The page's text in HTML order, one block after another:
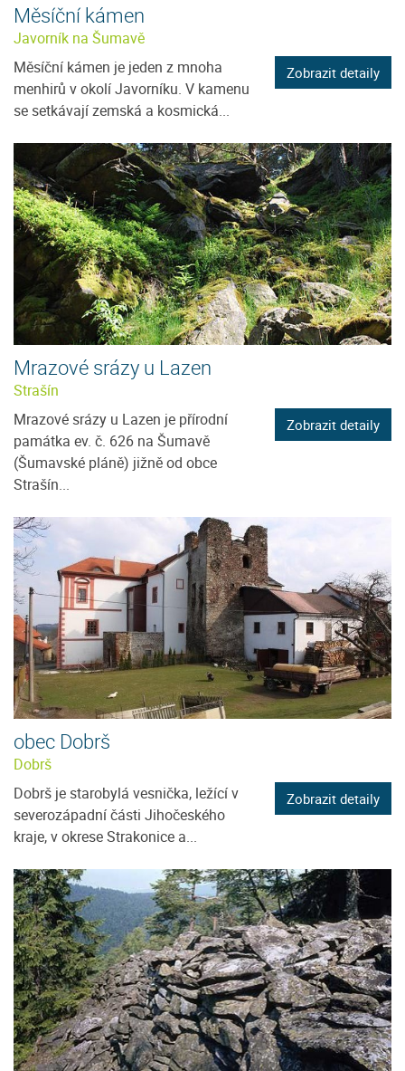
Měsíční kámen
Javorník na Šumavě
Měsíční kámen je jeden z mnoha
menhirů v okolí Javorníku. V kamenu
se setkávají zemská a kosmická...
Zobrazit detaily
Mrazové srázy u Lazen
Strašín
Mrazové srázy u Lazen je přírodní
památka ev. č. 626 na Šumavě
(Šumavské pláně) jižně od obce
Strašín...
Zobrazit detaily
obec Dobrš
Dobrš
Dobrš je starobylá vesnička, ležící v
severozápadní části Jihočeského
kraje, v okrese Strakonice a...
Zobrazit detaily